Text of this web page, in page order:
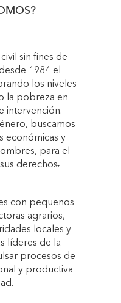
sin fines de
1984 el
los niveles
la pobreza en
intervención.
buscamos
económicas y
para el
derechos.
con pequeños
agrarios,
locales y
líderes de la
procesos de
y productiva